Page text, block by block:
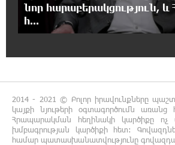
16:44:56 6-08-2026
16:15:33 6-08-2026
ՈւՂԻՂ. Նարեկ
գալիս
16:09:42 6-08-2026
նոր հարաբերակցություն,
հ...
2014 - 2021 © Բոլոր իրավունքները
կայքի նյութերի օգտագործումն առանց
Հրապարակման հեղինակի կարծիքը ոչ
խմբագրության կարծիքի հետ:
համար պատասխանատվությունը